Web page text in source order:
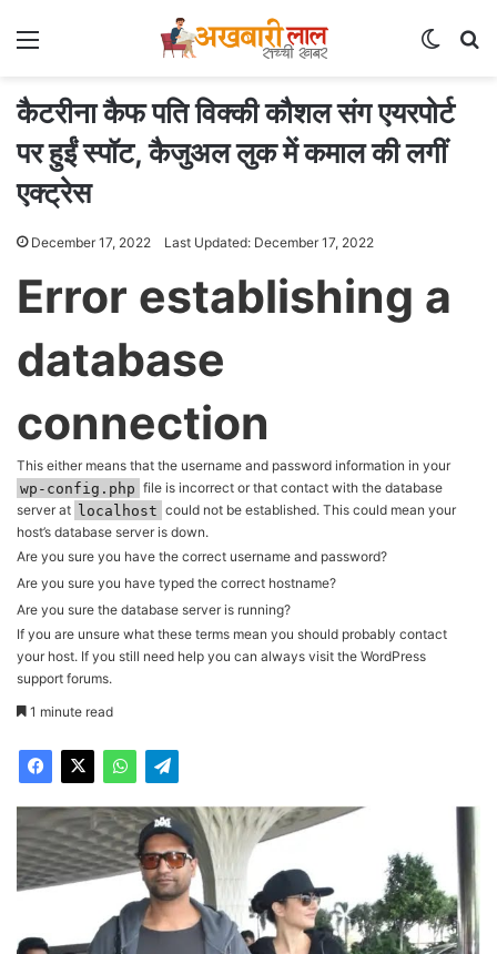
Menu
कैटरीना कैफ पति विक्की कौशल संग एयरपोर्ट
पर हुईं स्पॉट, कैजुअल लुक में कमाल की लगीं
एक्ट्रेस
December 17, 2022 Last Updated: December 17, 2022
Error establishing a
database
connection
This either means that the username and password information in your
wp-config.php file is incorrect or that contact with the database
server at localhost could not be established. This could mean your
host’s database server is down.
Are you sure you have the correct username and password?
Are you sure you have typed the correct hostname?
Are you sure the database server is running?
If you are unsure what these terms mean you should probably contact
your host. If you still need help you can always visit the WordPress
support forums.
1 minute read